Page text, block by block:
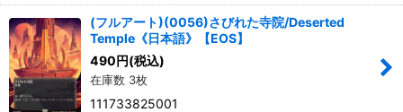
(フルアート)(0056)さびれた寺院/Deserted
Temple《日本語》【EOS】
490円(税込)
在庫数 3枚
111733825001